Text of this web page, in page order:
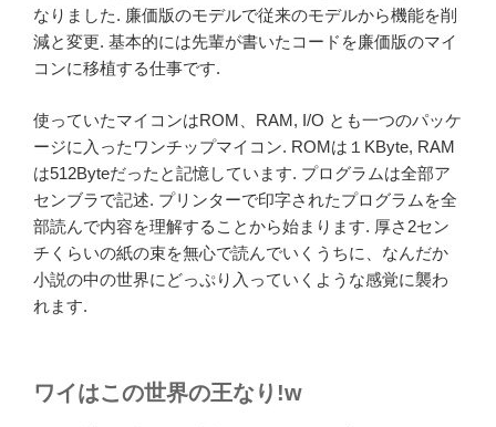
なりました. 廉価版のモデルで従来のモデルから機能を削
減と変更. 基本的には先輩が書いたコードを廉価版のマイ
コンに移植する仕事です.
使っていたマイコンはROM、RAM, I/O とも一つのパッケ
ージに入ったワンチップマイコン. ROMは１KByte, RAM
は512Byteだったと記憶しています. プログラムは全部ア
センブラで記述. プリンターで印字されたプログラムを全
部読んで内容を理解することから始まります. 厚さ2セン
チくらいの紙の束を無心で読んでいくうちに、なんだか
小説の中の世界にどっぷり入っていくような感覚に襲わ
れます.
ワイはこの世界の王なり!w